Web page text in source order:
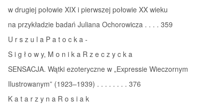
w drugiej połowie XIX i pierwszej połowie XX wieku
na przykładzie badań Juliana Ochorowicza . . . . 359
U r s z u l a P a t o c k a ‑
S i g ł o w y, M o n i k a R z e c z y c k a
SENSACJA. Wątki ezoteryczne w „Expressie Wieczornym
Ilustrowanym” (1923–1939) . . . . . . . . 376
K a t a r z y n a R o s i a k